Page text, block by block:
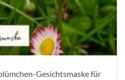
Gesichtsmaske für